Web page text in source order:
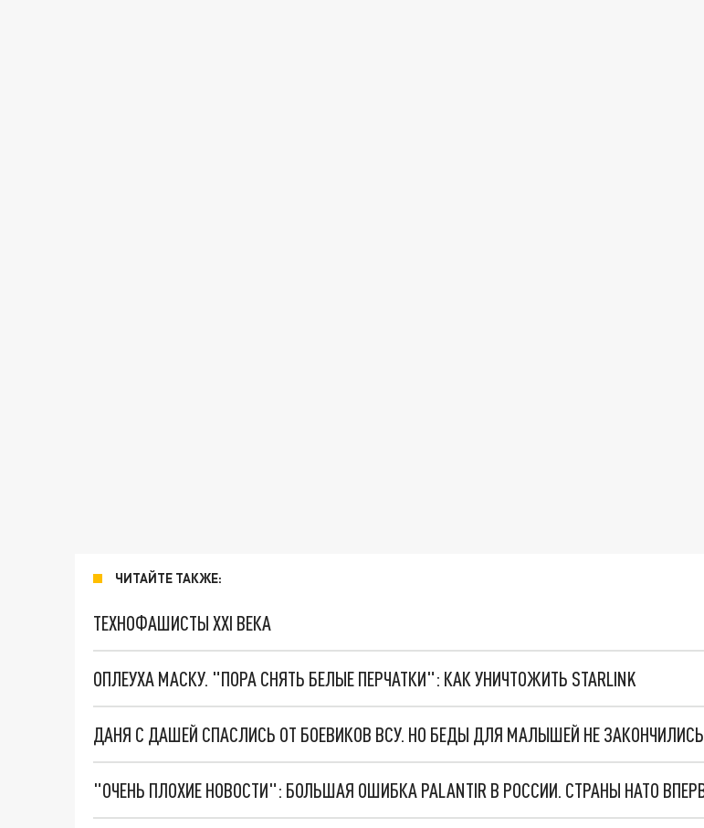
ЧИТАЙТЕ ТАКЖЕ:
ТЕХНОФАШИСТЫ XXI ВЕКА
ОПЛЕУХА МАСКУ. "ПОРА СНЯТЬ БЕЛЫЕ ПЕРЧАТКИ": КАК УНИЧТОЖИТЬ STARLINK
ДАНЯ С ДАШЕЙ СПАСЛИСЬ ОТ БОЕВИКОВ ВСУ. НО БЕДЫ ДЛЯ МАЛЫШЕЙ НЕ ЗАКОНЧИЛИСЬ